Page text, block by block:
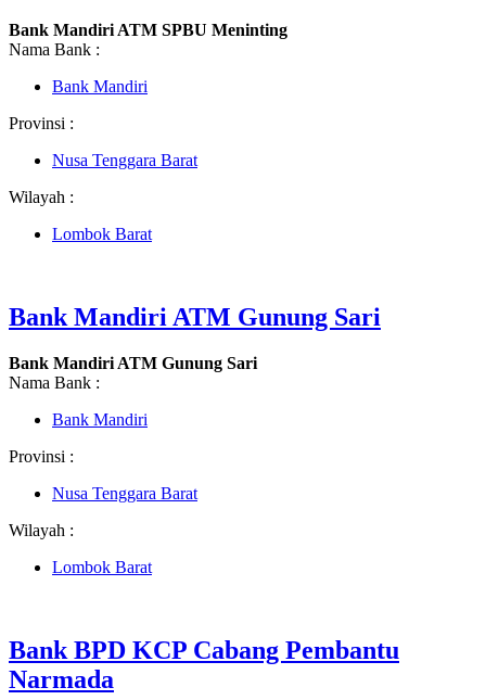
Bank Mandiri ATM SPBU Meninting
Nama Bank :
Bank Mandiri
Provinsi :
Nusa Tenggara Barat
Wilayah :
Lombok Barat
Bank Mandiri ATM Gunung Sari
Bank Mandiri ATM Gunung Sari
Nama Bank :
Bank Mandiri
Provinsi :
Nusa Tenggara Barat
Wilayah :
Lombok Barat
Bank BPD KCP Cabang Pembantu
Narmada